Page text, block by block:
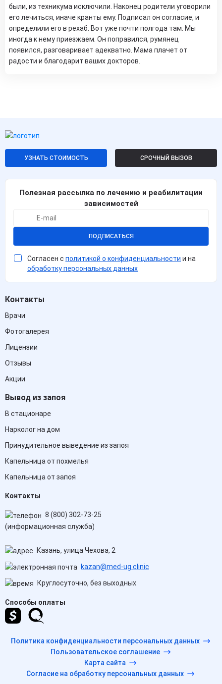
были, из техникума исключили. Наконец родители уговорили
его лечиться, иначе кранты ему. Подписал он согласие, и
определили его в рехаб. Вот уже почти полгода там. Мы
иногда к нему приезжаем. Он поправился, румянец
появился, разговаривает адекватно. Мама плачет от
радости и благодарит ваших докторов.
УЗНАТЬ СТОИМОСТЬ СРОЧНЫЙ ВЫЗОВ
Полезная рассылка по лечению и реабилитации
зависимостей
ПОДПИСАТЬСЯ
Согласен с политикой о конфиденциальности и на
обработку персональных данных
Контакты
Врачи
Фотогалерея
Лицензии
Отзывы
Акции
Вывод из запоя
В стационаре
Нарколог на дом
Принудительное выведение из запоя
Капельница от похмелья
Капельница от запоя
Контакты
8 (800) 302-73-25
(информационная служба)
Казань, улица Чехова, 2
kazan@med-ug.clinic
Круглосуточно, без выходных
Способы оплаты
Политика конфиденциальности персональных данных
Пользовательское соглашение
Карта сайта
Согласие на обработку персональных данных